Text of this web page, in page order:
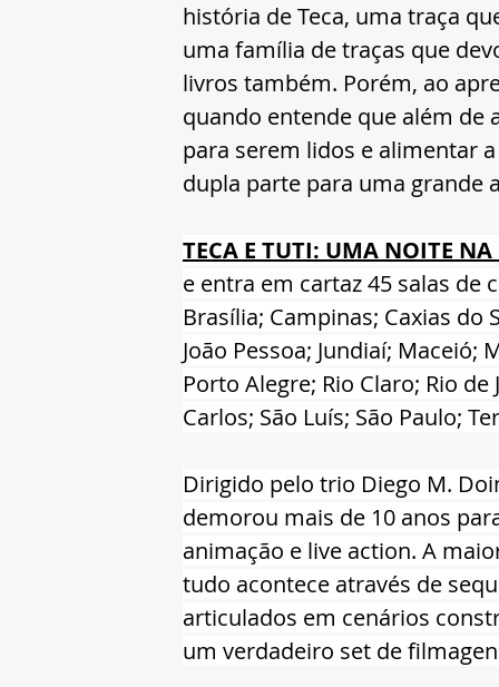
história de Teca, uma traça
uma família de traças que
livros também. Porém, ao
quando entende que além
para serem lidos e alimentar
dupla parte para uma grande
TECA E TUTI: UMA NOITE NA
e entra em cartaz 45 salas de
Brasília; Campinas; Caxias
João Pessoa; Jundiaí;
Porto Alegre; Rio Claro; Rio
Carlos; São Luís; São Paulo;
Dirigido pelo trio Diego M.
demorou mais de 10 anos
animação e live action. A
tudo acontece através de
articulados em cenários
um verdadeiro set de